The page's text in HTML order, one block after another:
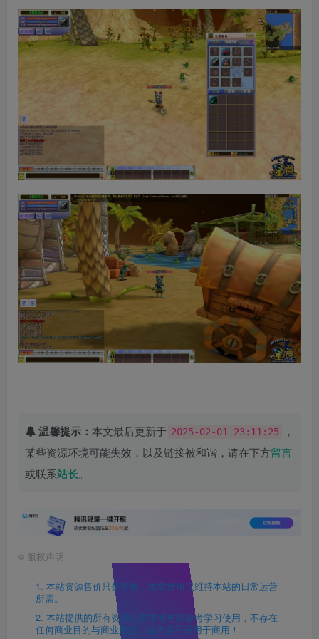
温馨提示： 本文最后更新于 2025-02-01 23:11:25
，
某些资源环境可能失效，以及链接被和谐，请在下方留言
或联系站长。
© 版权声明
1. 本站资源售价只是赞助，收取费用仅维持本站的日常运营
所需。
2. 本站提供的所有资源仅供本地单机参考学习使用，不存在
任何商业目的与商业用途，请大家不要用于商用！